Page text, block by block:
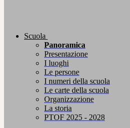
Scuola
Panoramica
Presentazione
I luoghi
Le persone
I numeri della scuola
Le carte della scuola
Organizzazione
La storia
PTOF 2025 - 2028